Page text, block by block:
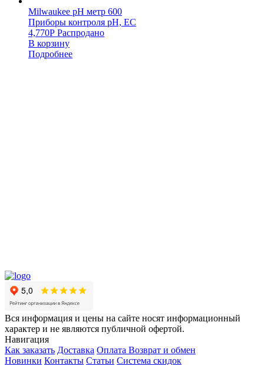
Milwaukee pH метр 600
Приборы контроля pH, EC
4,770Р Распродано
В корзину
Подробнее
Вся информация и цены на сайте носят информационный
характер и не являются публичной офертой.
Навигация
Как заказать Доставка Оплата Возврат и обмен
Новинки Контакты Статьи Система скидок